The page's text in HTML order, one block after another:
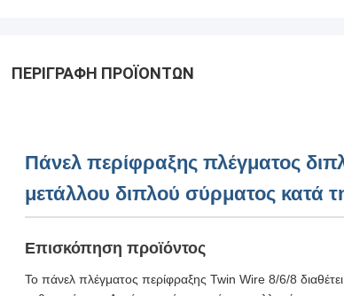
ΠΕΡΙΓΡΑΦΉ ΠΡΟΪΌΝΤΩΝ
Πάνελ περίφραξης πλέγματος
μετάλλου διπλού σύρματος κατά
Επισκόπηση προϊόντος
Το πάνελ πλέγματος περίφραξης Twin Wire 8/6/8